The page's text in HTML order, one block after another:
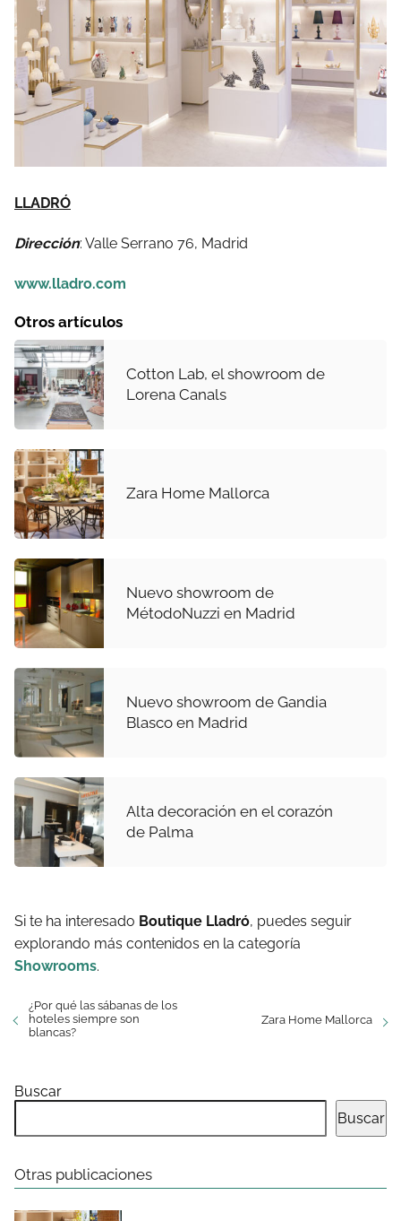
LLADRÓ
Dirección: Valle Serrano 76, Madrid
www.lladro.com
Otros artículos
Cotton Lab, el showroom de
Lorena Canals
Zara Home Mallorca
Nuevo showroom de
MétodoNuzzi en Madrid
Nuevo showroom de Gandia
Blasco en Madrid
Alta decoración en el corazón
de Palma
Si te ha interesado Boutique Lladró, puedes seguir
explorando más contenidos en la categoría
Showrooms.
¿Por qué las sábanas de los
hoteles siempre son
blancas?
Zara Home Mallorca
Buscar
Buscar
Otras publicaciones